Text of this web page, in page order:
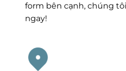
form bên cạnh, chúng
ngay!